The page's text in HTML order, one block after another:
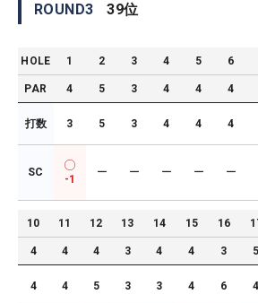
ROUND3 39位
HOLE 1 2 3 4 5 6
PAR 4 5 3 4 4 4
打数 3 5 3 4 4 4
SC
-1
ー ー ー ー ー
10 11 12 13 14 15 16
4 4 4 3 4 4 3 5
4 4 5 3 3 4 6 4